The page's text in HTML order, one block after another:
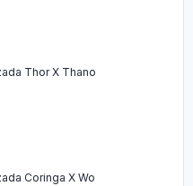
Thor X Thano
Coringa X Wo